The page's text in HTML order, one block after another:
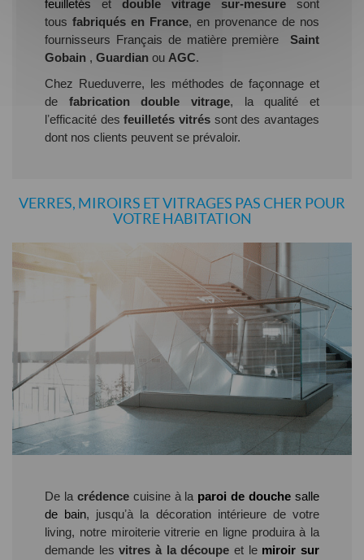
feuilletés et double vitrage sur-mesure sont
tous fabriqués en France, en provenance de nos
fournisseurs Français de matière première Saint
Gobain , Guardian ou AGC.
Chez Rueduverre, les méthodes de façonnage et
de fabrication double vitrage, la qualité et
lʼefficacité desfeuilletés vitrés sont des avantages
dont nos clients peuvent se prévaloir.
VERRES, MIROIRS ET VITRAGES PAS CHER POUR
VOTRE HABITATION
De la crédence cuisine à la paroi de douche salle
de bain, jusquʼà la décoration intérieure de votre
living, notre miroiterie vitrerie en ligne produira à la
demande lesvitres à la découpeet le miroir sur